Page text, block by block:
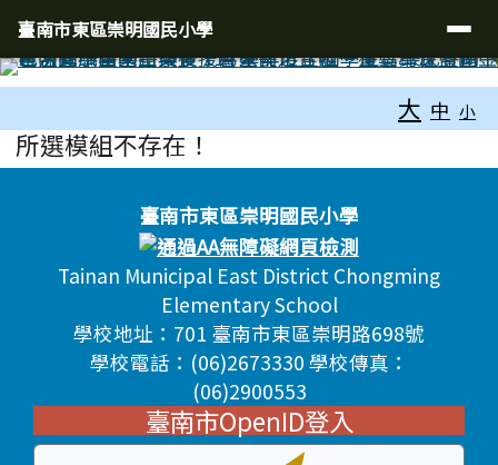
跳至主內容區
臺南市東區崇明國民小學
導覽列
臺南市東區崇明國民小學
大 中 小
主內容區域
所選模組不存在！
頁尾區域
頁尾區域內容臺南市東區崇明國民小學
Tainan Municipal East District Chongming
Elementary School
學校地址：701 臺南市東區崇明路698號
學校電話：(06)2673330 學校傳真：
(06)2900553
臺南市OpenID登入